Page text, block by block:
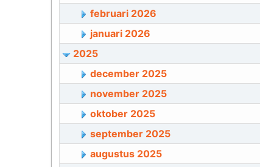
februari 2026
januari 2026
2025
december 2025
november 2025
oktober 2025
september 2025
augustus 2025